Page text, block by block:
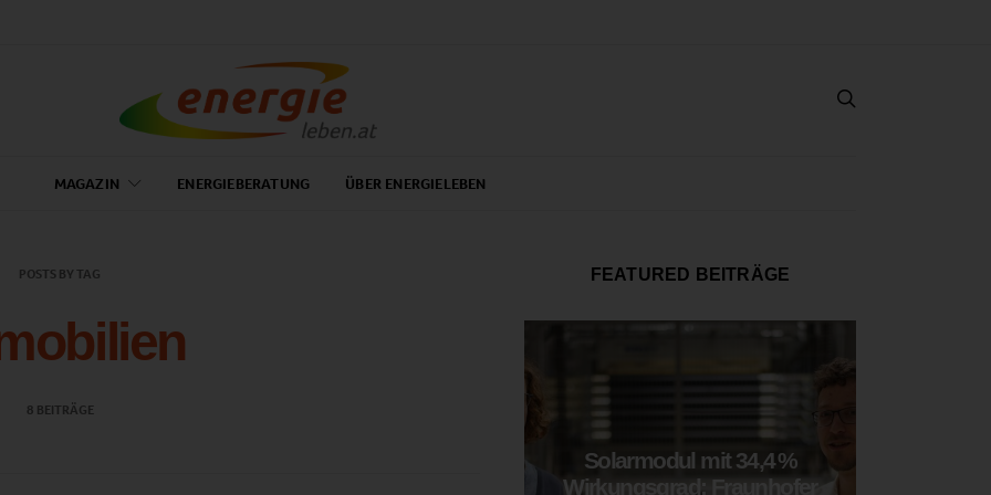
MAGAZIN ENERGIEBERATUNG ÜBER ENERGIELEBEN
POSTS BY TAG
8 BEITRÄGE
FEATURED BEITRÄGE
Solarmodul mit 34,4 %
Wirkungsgrad: Fraunhofer